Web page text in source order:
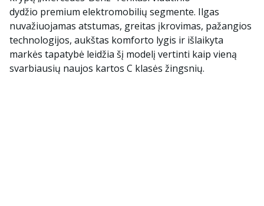
dydžio premium elektromobilių segmente. Ilgas
nuvažiuojamas atstumas, greitas įkrovimas, pažangios
technologijos, aukštas komforto lygis ir išlaikyta
markės tapatybė leidžia šį modelį vertinti kaip vieną
svarbiausių naujos kartos C klasės žingsnių.